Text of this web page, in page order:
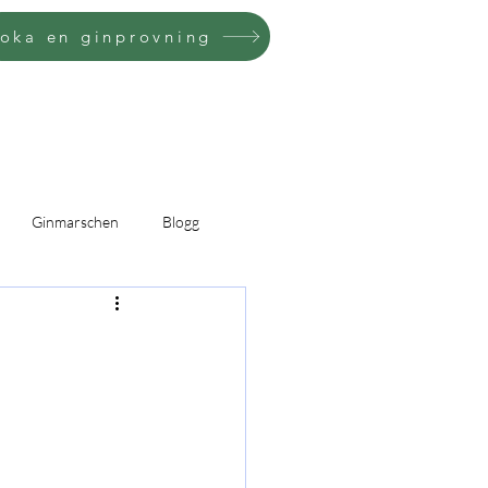
en ginprovning
Ginmarschen Blogg